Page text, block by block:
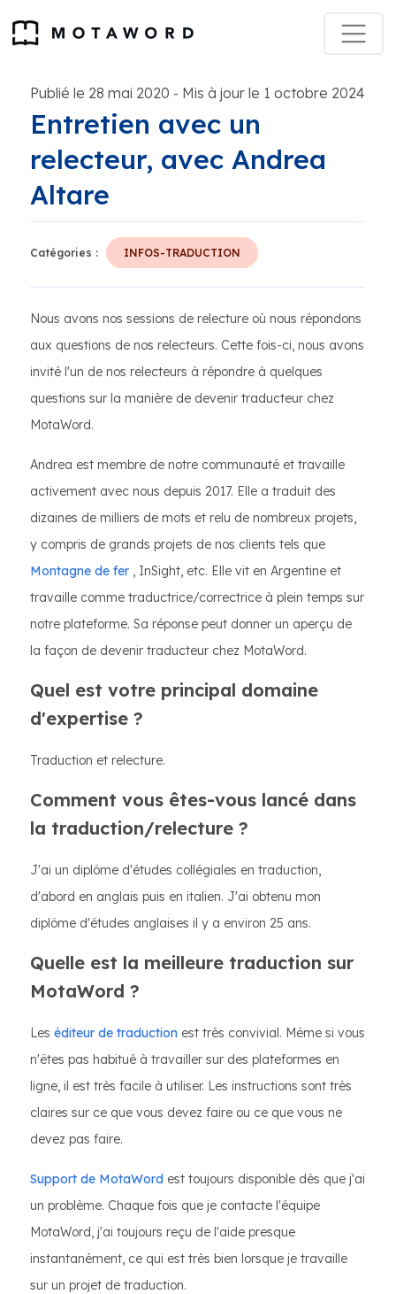
Publié le 28 mai 2020 - Mis à jour le 1 octobre 2024
Entretien avec un
relecteur, avec Andrea
Altare
Catégories : INFOS-TRADUCTION
Nous avons nos sessions de relecture où nous répondons
aux questions de nos relecteurs. Cette fois-ci, nous avons
invité l'un de nos relecteurs à répondre à quelques
questions sur la manière de devenir traducteur chez
MotaWord.
Andrea est membre de notre communauté et travaille
activement avec nous depuis 2017. Elle a traduit des
dizaines de milliers de mots et relu de nombreux projets,
y compris de grands projets de nos clients tels que
Montagne de fer , InSight, etc. Elle vit en Argentine et
travaille comme traductrice/correctrice à plein temps sur
notre plateforme. Sa réponse peut donner un aperçu de
la façon de devenir traducteur chez MotaWord.
Quel est votre principal domaine
d'expertise ?
Traduction et relecture.
Comment vous êtes-vous lancé dans
la traduction/relecture ?
J'ai un diplôme d'études collégiales en traduction,
d'abord en anglais puis en italien. J'ai obtenu mon
diplôme d'études anglaises il y a environ 25 ans.
Quelle est la meilleure traduction sur
MotaWord ?
Les éditeur de traduction est très convivial. Même si vous
n'êtes pas habitué à travailler sur des plateformes en
ligne, il est très facile à utiliser. Les instructions sont très
claires sur ce que vous devez faire ou ce que vous ne
devez pas faire.
Support de MotaWord est toujours disponible dès que j'ai
un problème. Chaque fois que je contacte l'équipe
MotaWord, j'ai toujours reçu de l'aide presque
instantanément, ce qui est très bien lorsque je travaille
sur un projet de traduction.